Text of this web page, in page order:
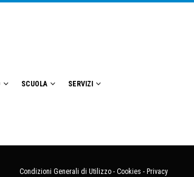
SCUOLA SERVIZI
Condizioni Generali di Utilizzo - Cookies - Privacy